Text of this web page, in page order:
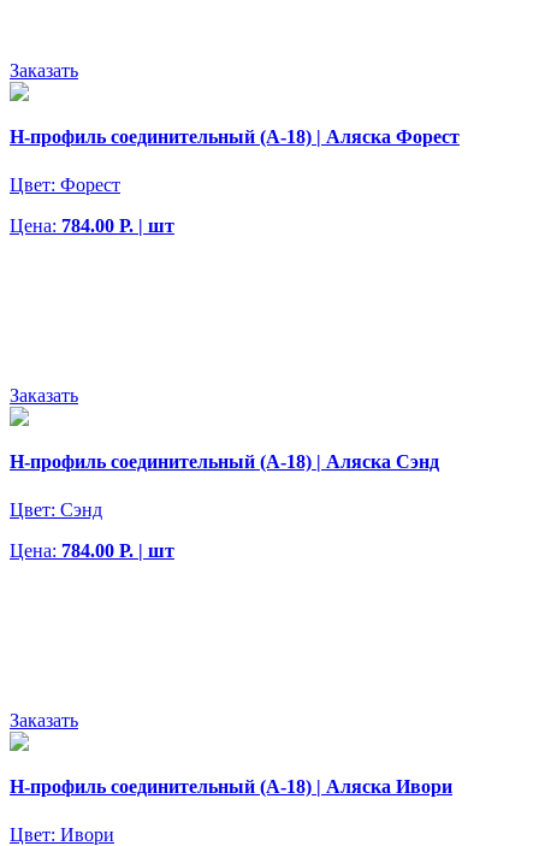
Заказать
H-профиль соединительный (A-18) | Аляска Форест
Цвет: Форест
Цена: 784.00 Р. | шт
Заказать
H-профиль соединительный (A-18) | Аляска Сэнд
Цвет: Сэнд
Цена: 784.00 Р. | шт
Заказать
H-профиль соединительный (A-18) | Аляска Ивори
Цвет: Ивори